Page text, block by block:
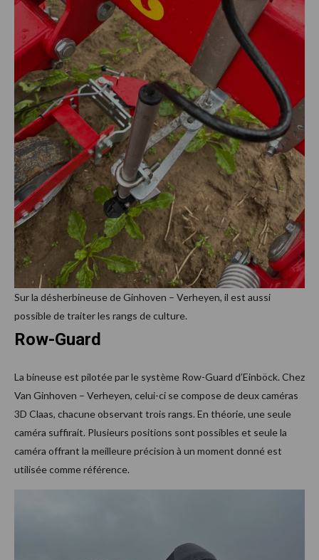
Sur la désherbineuse de Ginhoven – Verheyen, il est aussi
possible de traiter les rangs de culture.
Row-Guard
La bineuse est pilotée par le système Row-Guard d’Einböck. Chez
Van Ginhoven – Verheyen, celui-ci se compose de deux caméras
3D Claas, chacune observant trois rangs. En théorie, une seule
caméra suffirait. Plusieurs positions sont possibles et seule la
caméra offrant la meilleure précision à un moment donné est
utilisée comme référence.